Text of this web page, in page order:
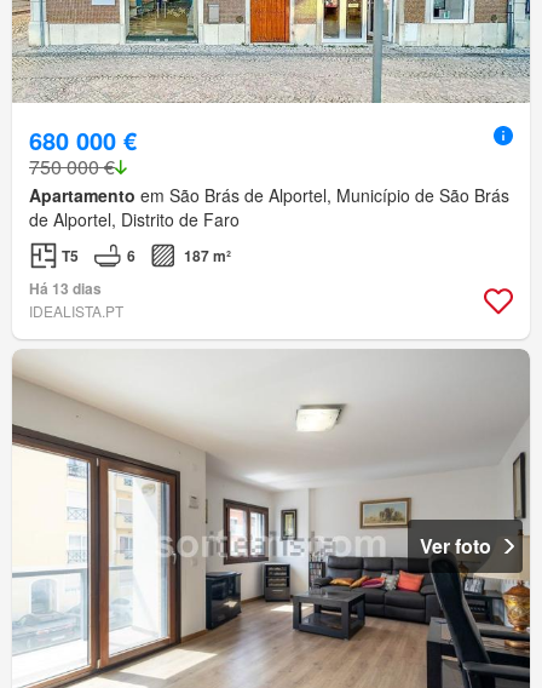
680 000 €
750 000 €
Apartamento em São Brás de Alportel, Município de São Brás
de Alportel, Distrito de Faro
T5 6
187 m²
Há 13 dias
IDEALISTA.PT
Ver foto